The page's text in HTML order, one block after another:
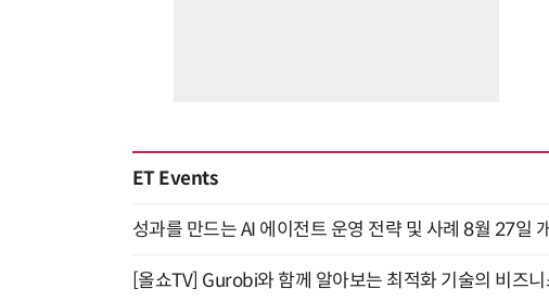
ET Events
성과를 만드는 AI 에이전트 운영 전략 및 사례 8월 27일
[올쇼TV] Gurobi와 함께 알아보는 최적화 기술의 비즈